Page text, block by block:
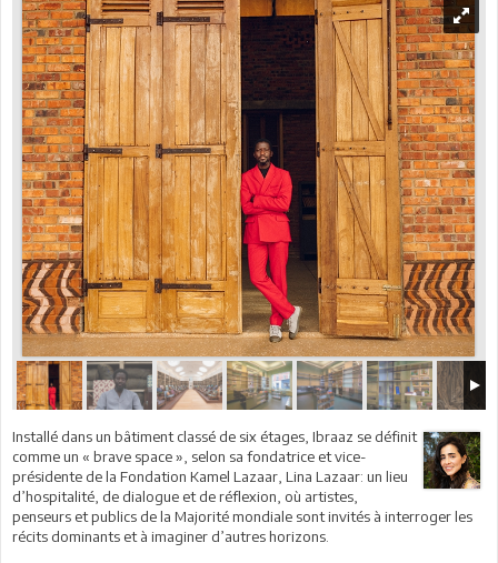
Installé dans un bâtiment classé de six étages, Ibraaz se définit
comme un « brave space », selon sa fondatrice et vice-
présidente de la Fondation Kamel Lazaar, Lina Lazaar: un lieu
d’hospitalité, de dialogue et de réflexion, où artistes,
penseurs et publics de la Majorité mondiale sont invités à interroger les
récits dominants et à imaginer d’autres horizons.